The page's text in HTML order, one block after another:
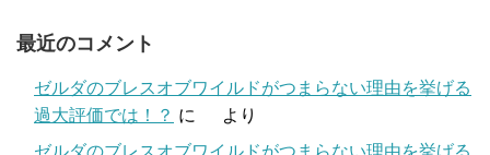
最近のコメント
ゼルダのブレスオブワイルドがつまらない理由を挙げる
過大評価では！？ に
より
ゼルダのブレスオブワイルドがつまらない理由を挙げる